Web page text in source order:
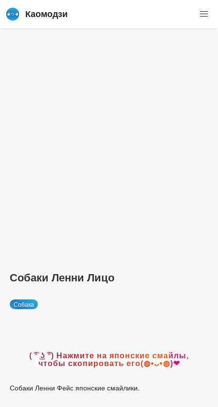
Каомодзи
Собаки Ленни Лицо
Собака
( ͡° ͜ʖ ͡°) Нажмите на японские смайлы,
чтобы скопировать его(◍•ᴗ•◍)❤
Собаки Ленни Фейс японские смайлики.